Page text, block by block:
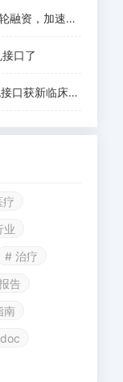
神芯科技完成数千万元天使+轮融资，加速侵入式脑机接口芯片规模化落地
口了
阶梯医疗256通道植入式脑机接口获新临床进展
疗
业
# 治疗
告
南